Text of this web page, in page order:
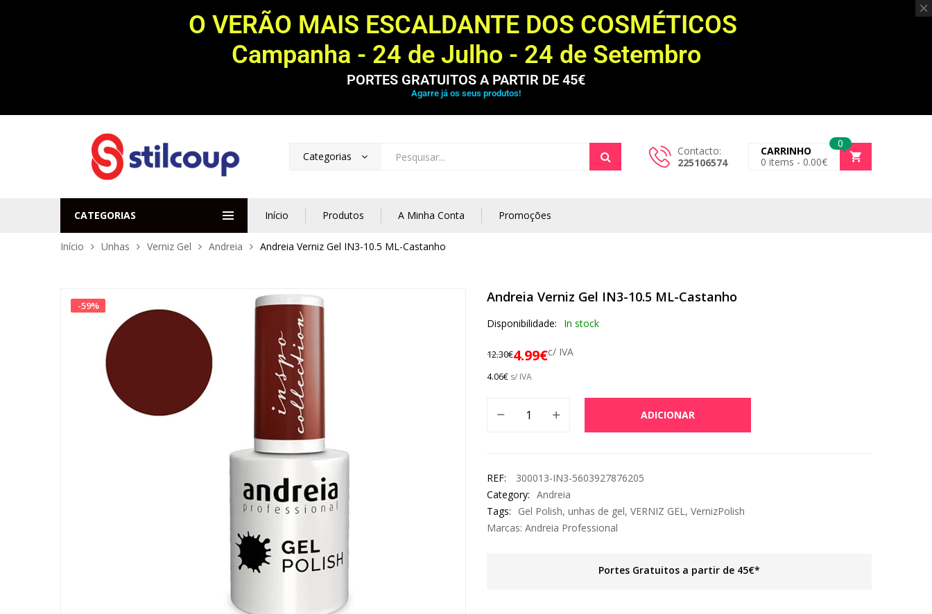
O VERÃO MAIS ESCALDANTE DOS COSMÉTICOS
Campanha - 24 de Julho - 24 de Setembro
PORTES GRATUITOS A PARTIR DE 45€
Agarre já os seus produtos!
Categorias
Contacto:
225106574
0
CARRINHO
0 items - 0.00€
CATEGORIAS Início Produtos A Minha Conta Promoções
Início Unhas Verniz Gel Andreia Andreia Verniz Gel IN3-10.5 ML-Castanho
-59%
Andreia Verniz Gel IN3-10.5 ML-Castanho
Disponibilidade: In stock
12.30€4.99€c/ IVA
4.06€ s/ IVA
ADICIONAR
REF:
300013-IN3-5603927876205
Category: Andreia
Tags:
Gel Polish, unhas de gel, VERNIZ GEL, VernizPolish
Marcas: Andreia Professional
Portes Gratuitos a partir de 45€*